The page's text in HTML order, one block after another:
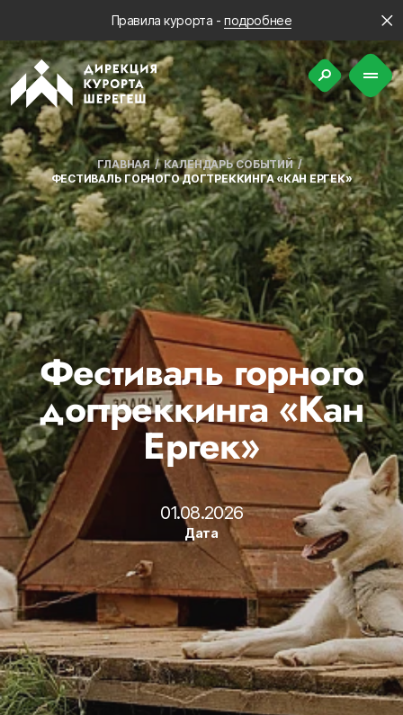
Правила курорта -подробнее
ГЛАВНАЯ
КАЛЕНДАРЬ СОБЫТИЙ
ФЕСТИВАЛЬ ГОРНОГО ДОГТРЕККИНГА «КАН ЕРГЕК»
Фестиваль горного
догтреккинга «Кан
Ергек»
01.08.2026
Дата